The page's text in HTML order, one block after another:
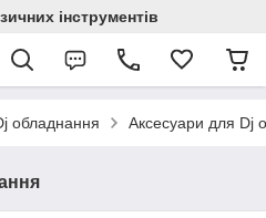
інструментів
обладнання Аксесуари для Dj